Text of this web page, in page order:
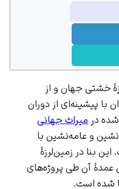
خشتی جهان و از
با پیشینه‌ای از دوران
در میراث جهانی
و عامه‌نشین با
بنا در زمین‌لرزهٔ
عمدهٔ آن طی پروژه‌های
شده است.